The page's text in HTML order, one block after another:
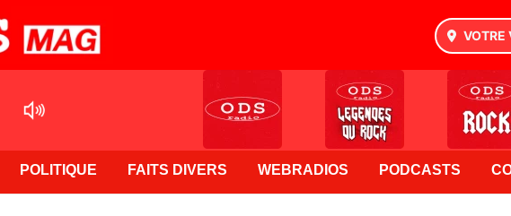
VOTRE
POLITIQUE FAITS DIVERS WEBRADIOS PODCASTS